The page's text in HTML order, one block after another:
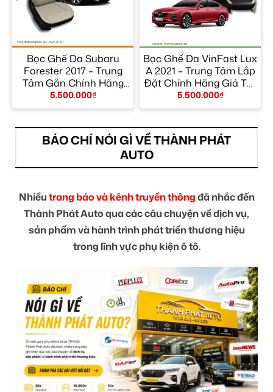
Bọc Ghế Da Subaru
Forester 2017 – Trung
Tâm Gắn Chính Hãng
Giá Tốt TPHCM
5.500.000₫
Bọc Ghế Da VinFast Lux
A 2021 – Trung Tâm Lắp
Đặt Chính Hãng Giá Tốt
TPHCM
5.500.000₫
BÁO CHÍ NÓI GÌ VỀ THÀNH PHÁT
AUTO
Nhiềutrang báo và kênh truyền thôngđã nhắc đến
Thành Phát Auto qua các câu chuyện về dịch vụ,
sản phẩm và hành trình phát triển thương hiệu
trong lĩnh vực phụ kiện ô tô.